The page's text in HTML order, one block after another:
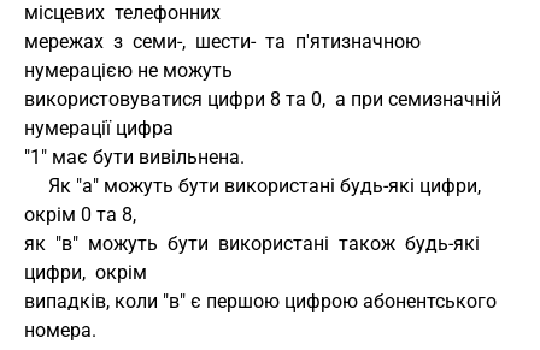
місцевих  телефонних
мережах  з  семи-,  шести-  та  п'ятизначною
нумерацією не можуть
використовуватися цифри 8 та 0,  а при семизначній
нумерації цифра
"1" має бути вивільнена.
окрім 0 та 8,
як  "в"  можуть  бути  використані  також  будь-які
цифри,  окрім
випадків, коли "в" є першою цифрою абонентського
номера.